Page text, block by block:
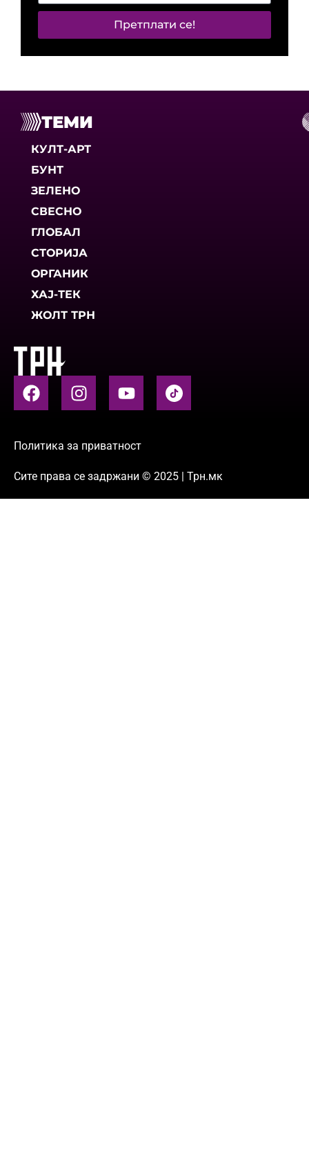
Претплати се!
ТЕМИ
КУЛТ-АРТ
БУНТ
ЗЕЛЕНО
СВЕСНО
ГЛОБАЛ
СТОРИЈА
ОРГАНИК
ХАЈ-ТЕК
ЖОЛТ ТРН
Политика за приватност
Сите права се задржани © 2025 | Трн.мк